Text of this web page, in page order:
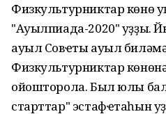
Физкультурниктар көнө
"Ауылпиада-2020" уҙҙы.
ауыл Совҽты ауыл
Физкультурниктар
ойошторола. Был юлы
старттар" эстафҽтаһын